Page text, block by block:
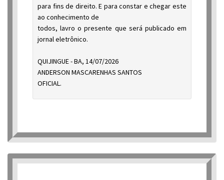
para fins de direito. E para constar e chegar este
ao conhecimento de
todos, lavro o presente que será publicado em
jornal eletrônico.
QUIJINGUE - BA, 14/07/2026
ANDERSON MASCARENHAS SANTOS
OFICIAL.